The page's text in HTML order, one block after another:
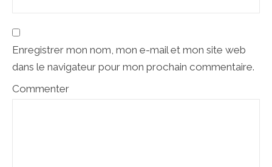
Enregistrer mon nom, mon e-mail et mon site web
dans le navigateur pour mon prochain commentaire.
Commenter